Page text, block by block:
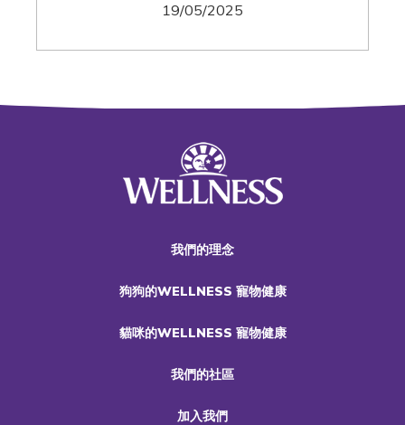
19/05/2025
我們的理念
狗狗的WELLNESS 寵物健康
貓咪的WELLNESS 寵物健康
我們的社區
加入我們